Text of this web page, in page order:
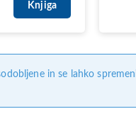
Knjiga
in se lahko